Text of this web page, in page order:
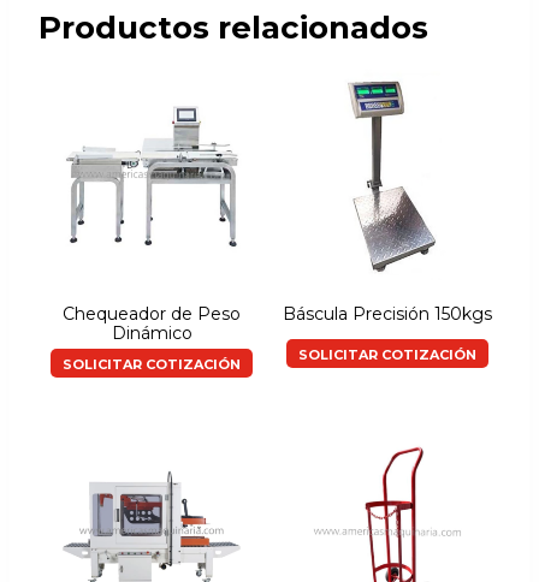
Productos relacionados
Chequeador de Peso
Dinámico
SOLICITAR COTIZACIÓN
Báscula Precisión 150kgs
SOLICITAR COTIZACIÓN